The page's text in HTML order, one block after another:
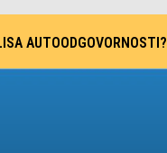
AUTOODGOVORNOSTI?